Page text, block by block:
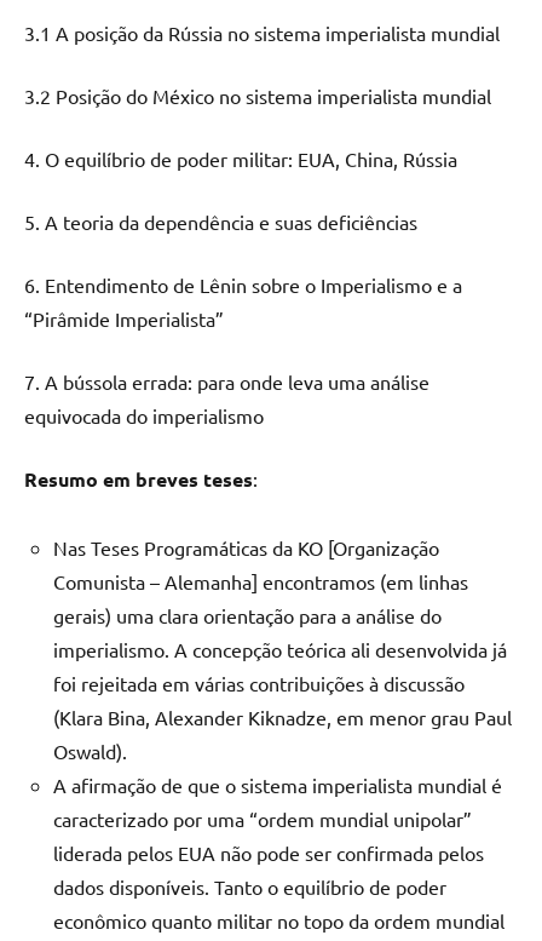
3.1 A posição da Rússia no sistema imperialista mundial
3.2 Posição do México no sistema imperialista mundial
4. O equilíbrio de poder militar: EUA, China, Rússia
5. A teoria da dependência e suas deficiências
6. Entendimento de Lênin sobre o Imperialismo e a
“Pirâmide Imperialista”
7. A bússola errada: para onde leva uma análise
equivocada do imperialismo
Resumo em breves teses:
Nas Teses Programáticas da KO [Organização
Comunista – Alemanha] encontramos (em linhas
gerais) uma clara orientação para a análise do
imperialismo. A concepção teórica ali desenvolvida já
foi rejeitada em várias contribuições à discussão
(Klara Bina, Alexander Kiknadze, em menor grau Paul
Oswald).
A afirmação de que o sistema imperialista mundial é
caracterizado por uma “ordem mundial unipolar”
liderada pelos EUA não pode ser confirmada pelos
dados disponíveis. Tanto o equilíbrio de poder
econômico quanto militar no topo da ordem mundial